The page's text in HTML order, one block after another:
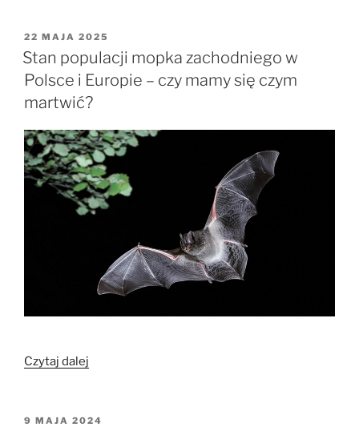
OPUBLIKOWANE
W
22 MAJA 2025
Stan populacji mopka zachodniego w
Polsce i Europie – czy mamy się czym
martwić?
Czytaj dalej
zachodniego
OPUBLIKOWANE
9 MAJA 2024